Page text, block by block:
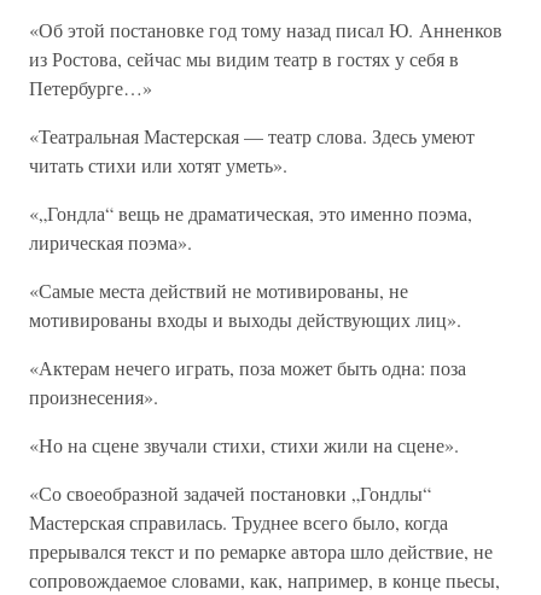
«Об этой постановке год тому назад писал Ю. Анненков
из Ростова, сейчас мы видим театр в гостях у себя в
Петербурге…»
«Театральная Мастерская — театр слова. Здесь умеют
читать стихи или хотят уметь».
«„Гондла“ вещь не драматическая, это именно поэма,
лирическая поэма».
«Самые места действий не мотивированы, не
мотивированы входы и выходы действующих лиц».
«Актерам нечего играть, поза может быть одна: поза
произнесения».
«Но на сцене звучали стихи, стихи жили на сцене».
«Со своеобразной задачей постановки „Гондлы“
Мастерская справилась. Труднее всего было, когда
прерывался текст и по ремарке автора шло действие, не
сопровождаемое словами, как, например, в конце пьесы,